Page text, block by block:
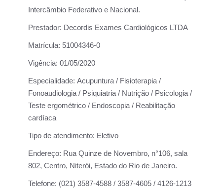
Intercâmbio Federativo e Nacional.
Prestador: Decordis Exames Cardiológicos LTDA
Matrícula: 51004346-0
Vigência: 01/05/2020
Especialidade: Acupuntura / Fisioterapia /
Fonoaudiologia / Psiquiatria / Nutrição / Psicologia /
Teste ergométrico / Endoscopia / Reabilitação
cardíaca
Tipo de atendimento: Eletivo
Endereço: Rua Quinze de Novembro, n°106, sala
802, Centro, Niterói, Estado do Rio de Janeiro.
Telefone: (021) 3587-4588 / 3587-4605 / 4126-1213